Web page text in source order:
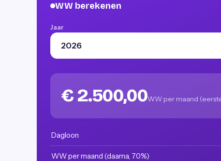
WW berekenen
Jaar
€ 2.500,00WW per maand
Dagloon
WW per maand (daarna, 70%)